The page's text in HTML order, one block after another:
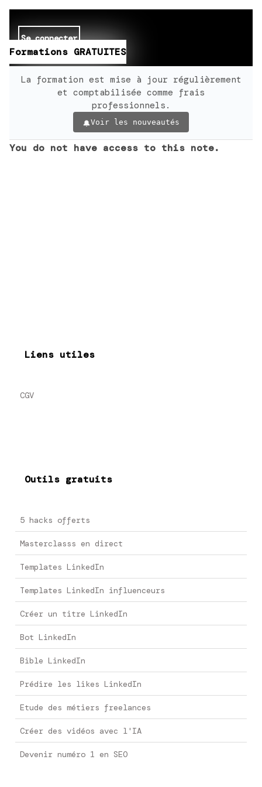
Se connecter
Formations GRATUITES
La formation est mise à jour régulièrement
et comptabilisée comme frais
professionnels.
Voir les nouveautés
You do not have access to this note.
Liens utiles
CGV
Outils gratuits
5 hacks offerts
Masterclasss en direct
Templates LinkedIn
Templates LinkedIn influenceurs
Créer un titre LinkedIn
Bot LinkedIn
Bible LinkedIn
Prédire les likes LinkedIn
Etude des métiers freelances
Créer des vidéos avec l'IA
Devenir numéro 1 en SEO